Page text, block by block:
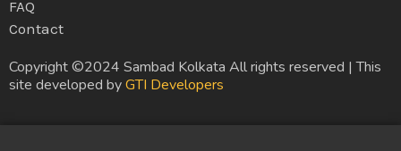
FAQ
Contact
Copyright ©2024 Sambad Kolkata All rights reserved | This
site developed byGTI Developers